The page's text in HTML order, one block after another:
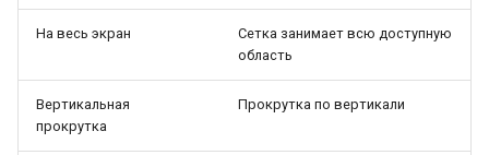
На весь экран
Сетка занимает всю доступную
область
Вертикальная
прокрутка
Прокрутка по вертикали